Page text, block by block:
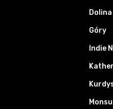
Góry
Indie